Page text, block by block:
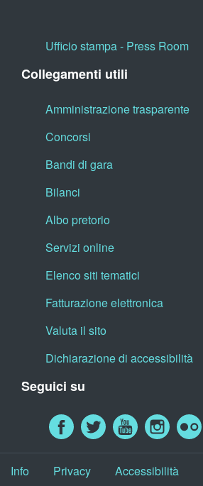
Ufficio stampa - Press Room
Collegamenti utili
Amministrazione trasparente
Concorsi
Bandi di gara
Bilanci
Albo pretorio
Servizi online
Elenco siti tematici
Fatturazione elettronica
Valuta il sito
Dichiarazione di accessibilità
Seguici su
Info Privacy Accessibilità